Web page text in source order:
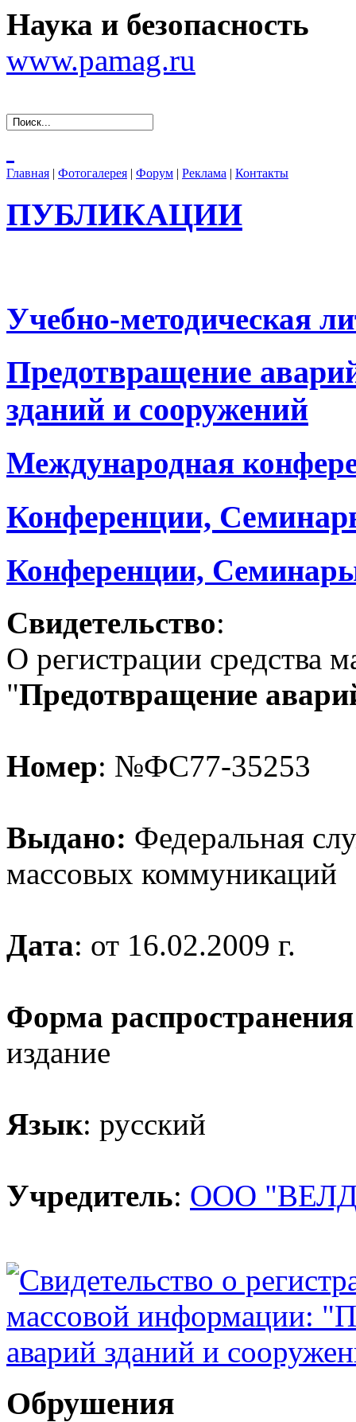
Наука и безопасность
www.pamag.ru
Главная | Фотогалерея | Форум | Реклама | Контакты
ПУБЛИКАЦИИ
Учебно-методическая
Предотвращение
зданий и сооружений
Международная
Конференции,
Конференции,
Свидетельство:
О регистрации средства
"Предотвращение
Номер: №ФС77-35253
Выдано: Федеральная
массовых коммуникаций
Дата: от 16.02.2009 г.
Форма распространения
издание
Язык: русский
Учредитель: ООО
Обрушения